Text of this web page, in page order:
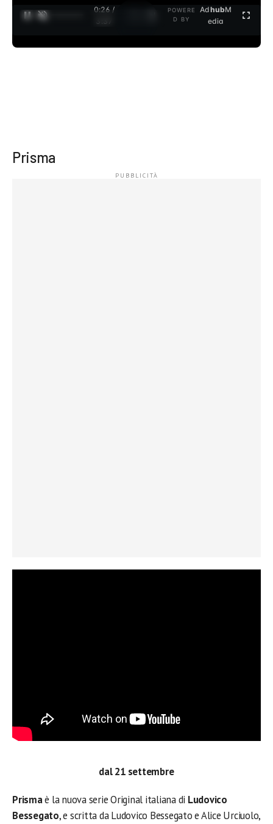
0:27 /
3:37
POWERE
D BY
AdhubM
edia
Prisma
dal 21 settembre
Prismaè la nuova serie Original italiana di Ludovico
Bessegato, e scritta da Ludovico Bessegato e Alice Urciuolo,